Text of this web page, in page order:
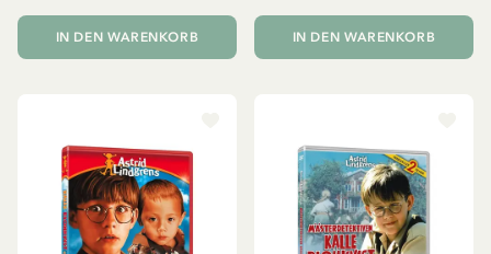
IN DEN WARENKORB IN DEN WARENKORB